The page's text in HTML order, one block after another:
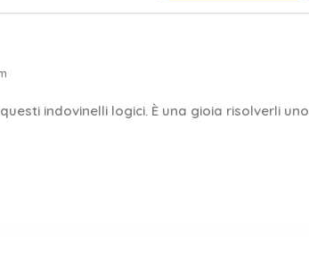
indovinelli logici. È una gioia risolverli uno